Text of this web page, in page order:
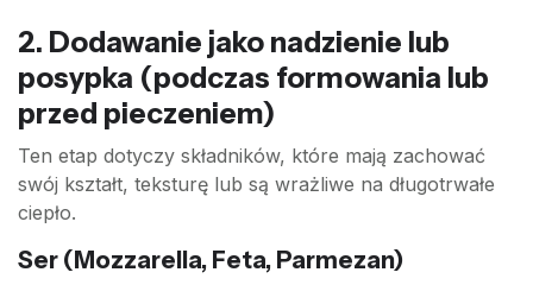
2. Dodawanie jako nadzienie lub
posypka (podczas formowania lub
przed pieczeniem)
Ten etap dotyczy składników, które mają zachować
swój kształt, teksturę lub są wrażliwe na długotrwałe
ciepło.
Ser (Mozzarella, Feta, Parmezan)